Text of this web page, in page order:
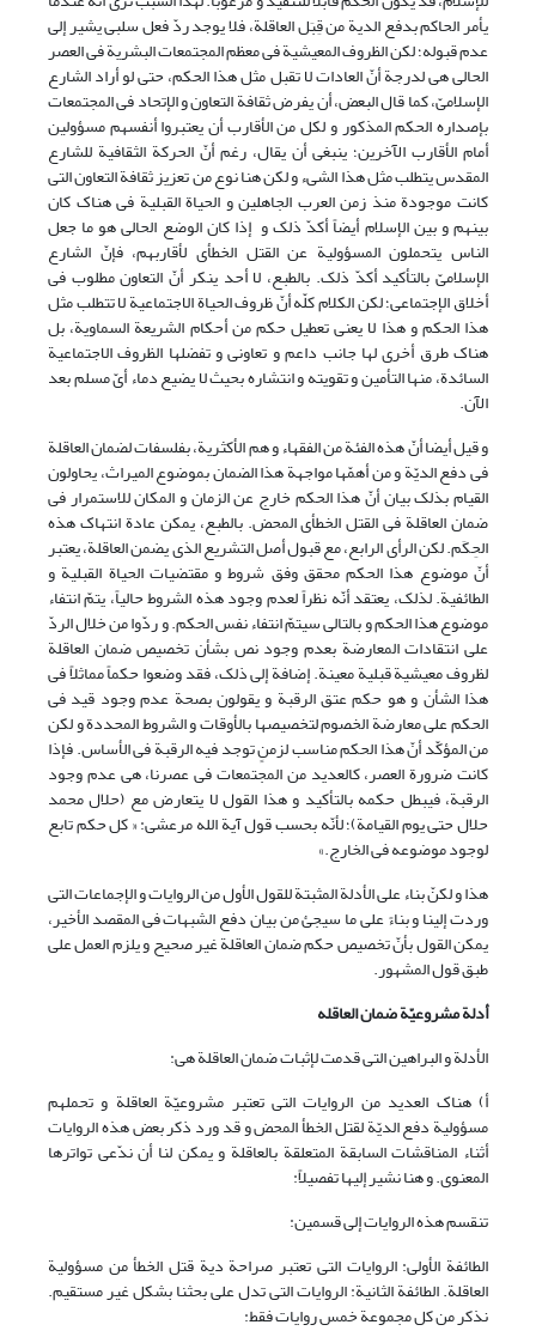
یأمر الحاکم بدفع الدیة من قِبَل العاقلة، فلا یوجد ردّ فعل سلبی یشیر إلى
عدم قبوله؛ لکن الظروف المعیشیة فی معظم المجتمعات البشریة فی العصر
الحالی هی لدرجة أنّ العادات لا تقبل مثل هذا الحکم، حتى لو أراد الشارع
الإسلامیّ، کما قال البعض، أن یفرض ثقافة التعاون و الإتحاد فی المجتمعات
بإصداره الحکم المذکور و لکل من الأقارب أن یعتبروا أنفسهم مسؤولین
أمام الأقارب الآخرین؛ ینبغی أن یقال، رغم أنّ الحرکة الثقافیة للشارع
المقدس یتطلب مثل هذا الشیء و لکن هنا نوع من تعزیز ثقافة التعاون التی
کانت موجودة منذ زمن العرب الجاهلین و الحیاة القبلیة فی هناک کان
بینهم و بین الإسلام أیضاً أکدّ ذلک و إذا کان الوضع الحالی هو ما جعل
الناس یتحملون المسؤولیة عن القتل الخطأی لأقاربهم، فإنّ الشارع
الإسلامیّ بالتأکید أکدّ ذلک. بالطبع، لا أحد ینکر أنّ التعاون مطلوب فی
أخلاق الإجتماعی؛ لکن الکلام کلّه أنّ ظروف الحیاة الاجتماعیة لا تتطلب مثل
هذا الحکم و هذا لا یعنی تعطیل حکم من أحکام الشریعة السماویة، بل
هناک طرق أخرى لها جانب داعم و تعاونی و تفضلها الظروف الاجتماعیة
السائدة، منها التأمین و تقویته و انتشاره بحیث لا یضیع دماء أیّ مسلم بعد
الآن.
و قیل أیضا أنّ هذه الفئة من الفقهاء و هم الأکثریة، بفلسفات لضمان العاقلة
فی دفع الدیّة و من أهمّها مواجهة هذا الضمان بموضوع المیراث، یحاولون
القیام بذلک بیان أنّ هذا الحکم خارج عن الزمان و المکان للاستمرار فی
ضمان العاقلة فی القتل الخطأی المحض. بالطبع، یمکن عادة انتهاک هذه
الحِکَم. لکن الرأی الرابع، مع قبول أصل التشریع الذی یضمن العاقلة، یعتبر
أنّ موضوع هذا الحکم محقق وفق شروط و مقتضیات الحیاة القبلیة و
الطائفیة. لذلک، یعتقد أنّه نظراً لعدم وجود هذه الشروط حالیاً، یتمّ انتفاء
موضوع هذا الحکم و بالتالی سیتمّ انتفاء نفس الحکم. و ردّوا من خلال الردّ
على انتقادات المعارضة بعدم وجود نص بشأن تخصیص ضمان العاقلة
لظروف معیشیة قبلیة معینة. إضافة إلى ذلک، فقد وضعوا حکماً مماثلاً فی
هذا الشأن و هو حکم عتق الرقبة و یقولون بصحة عدم وجود قید فی
الحکم على معارضة الخصوم لتخصیصها بالأوقات و الشروط المحددة و لکن
من المؤکّد أنّ هذا الحکم مناسب لزمنٍ توجد فیه الرقبة فی الأساس. فإذا
کانت ضرورة العصر، کالعدید من المجتمعات فی عصرنا، هی عدم وجود
الرقبة، فیبطل حکمه بالتأکید و هذا القول لا یتعارض مع (حلال محمد
حلال حتى یوم القیامة)؛ لأنّه بحسب قول آیة الله مرعشی: « کل حکم تابع
لوجود موضوعه فی الخارج.»
هذا و لکنّ بناء على الأدلة المثبتة للقول الأول من الروایات و الإجماعات التی
وردت إلینا و بناءً علی ما سیجئ من بیان دفع الشبهات فی المقصد الأخیر،
یمکن القول بأنّ تخصیص حکم ضمان العاقلة غیر صحیح و یلزم العمل على
طبق قول المشهور.
أدلة مشروعیّة ضمان العاقله
الأدلة و البراهین التی قدمت لإثبات ضمان العاقلة هی:
أ) هناک العدید من الروایات التی تعتبر مشروعیّة العاقلة و تحملهم
مسؤولیة دفع الدیّة لقتل الخطأ المحض و قد ورد ذکر بعض هذه الروایات
أثناء المناقشات السابقة المتعلقة بالعاقلة و یمکن لنا أن ندّعی تواترها
المعنوی. و هنا نشیر إلیها تفصیلاً:
تنقسم هذه الروایات إلى قسمین:
الطائفة الأولی: الروایات التی تعتبر صراحة دیة قتل الخطأ من مسؤولیة
العاقلة. الطائفة الثانیة: الروایات التی تدل على بحثنا بشکل غیر مستقیم.
نذکر من کل مجموعة خمس روایات فقط: